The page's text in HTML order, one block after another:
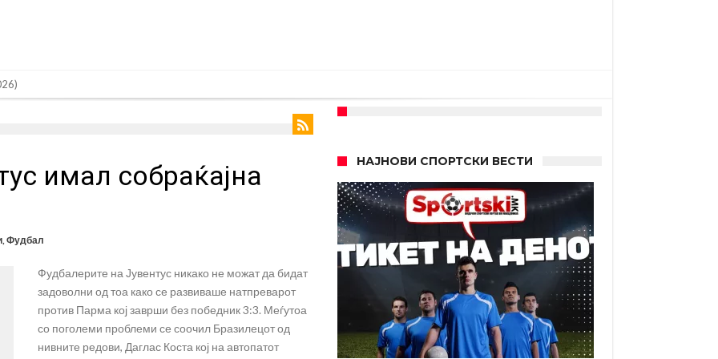
Сити за 50 милиони евра
на Манчестер доаѓа во Јувентус!
на турнирите на ФИФА поради Инфантино
Реал: Протекоа детали од разговорот што го потресе Мадрид!
сака да се засили од Реал Мадрид!
прогноза: “Тие ќе ја освојат Премиер лигата, а причината е едноставна”
во Барселона, Реал Мадрид е информиран
имал собраќајна
, Фудбал
Фудбалерите на Јувентус никако не можат да бидат
задоволни од тоа како се развиваше натпреварот
против Парма кој заврши без победник 3:3. Меѓутоа
со поголеми проблеми се соочил Бразилецот од
нивните редови, Даглас Коста кој на автопатот
НАЈНОВИ СПОРТСКИ ВЕСТИ